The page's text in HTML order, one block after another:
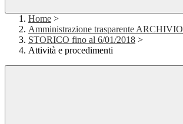
Home >
Amministrazione trasparente ARCHIVIO
STORICO fino al 6/01/2018 >
Attività e procedimenti